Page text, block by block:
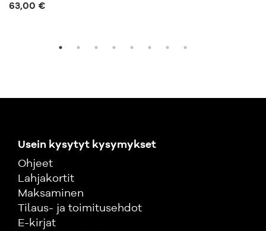
63,00 €
Usein kysytyt kysymykset
Ohjeet
Lahjakortit
Maksaminen
Tilaus- ja toimitusehdot
E-kirjat